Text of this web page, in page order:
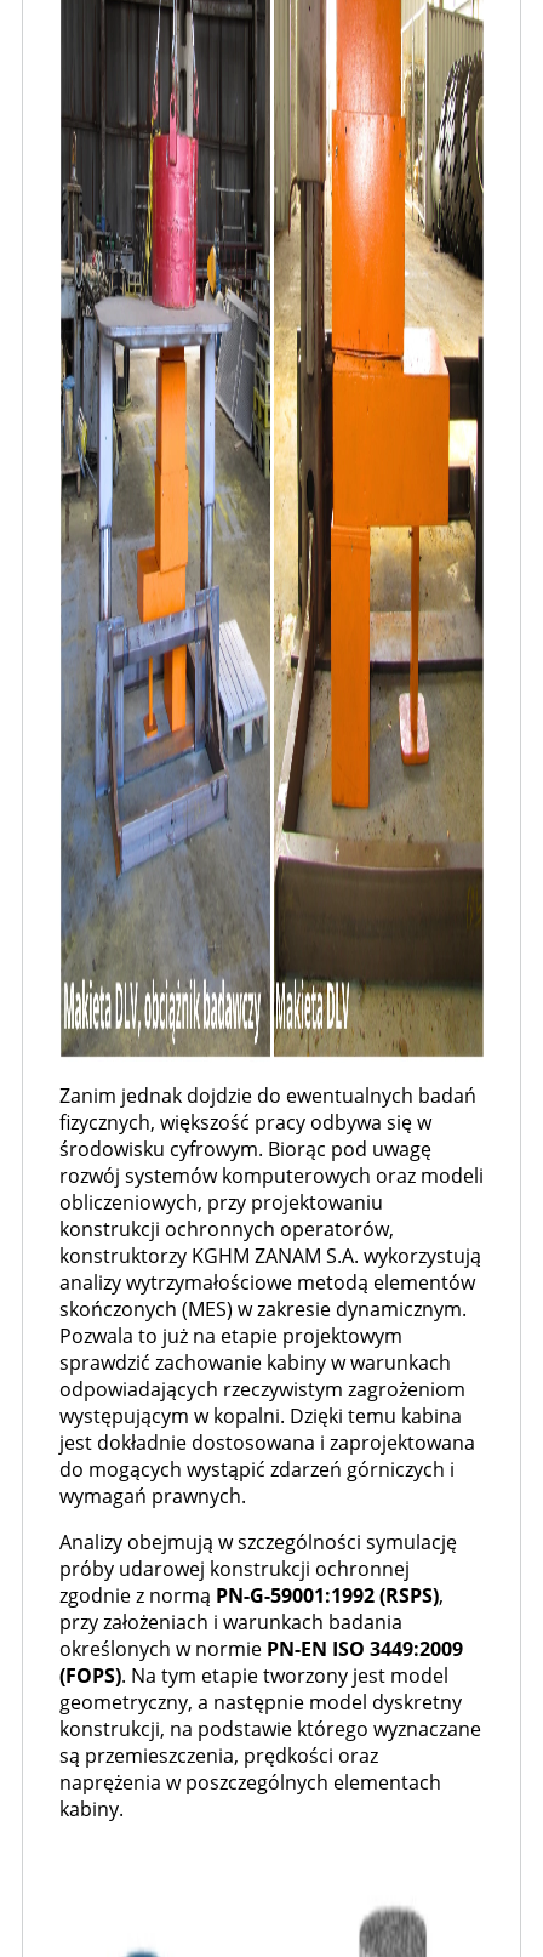
Zanim jednak dojdzie do ewentualnych badań
fizycznych, większość pracy odbywa się w
środowisku cyfrowym. Biorąc pod uwagę
rozwój systemów komputerowych oraz modeli
obliczeniowych, przy projektowaniu
konstrukcji ochronnych operatorów,
konstruktorzy KGHM ZANAM S.A. wykorzystują
analizy wytrzymałościowe metodą elementów
skończonych (MES) w zakresie dynamicznym.
Pozwala to już na etapie projektowym
sprawdzić zachowanie kabiny w warunkach
odpowiadających rzeczywistym zagrożeniom
występującym w kopalni. Dzięki temu kabina
jest dokładnie dostosowana i zaprojektowana
do mogących wystąpić zdarzeń górniczych i
wymagań prawnych.
Analizy obejmują w szczególności symulację
próby udarowej konstrukcji ochronnej
zgodnie z normą PN-G-59001:1992 (RSPS),
przy założeniach i warunkach badania
określonych w normie PN-EN ISO 3449:2009
(FOPS). Na tym etapie tworzony jest model
geometryczny, a następnie model dyskretny
konstrukcji, na podstawie którego wyznaczane
są przemieszczenia, prędkości oraz
naprężenia w poszczególnych elementach
kabiny.